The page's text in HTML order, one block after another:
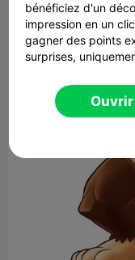
bénéficiez d'un
impression en un
gagner des points
surprises,